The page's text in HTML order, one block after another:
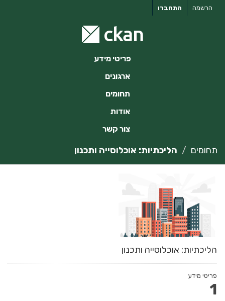
התחברו הרשמה
פריטי מידע
ארגונים
תחומים
אודות
צור קשר
תחומים הליכתיות: אוכלוסייה ותכנון
הליכתיות: אוכלוסייה ותכנון
פריטי מידע
1